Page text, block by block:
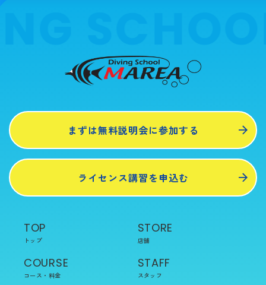
まずは無料説明会に参加する
ライセンス講習を申込む
TOP
トップ
COURSE
コース・料金
STORE
店舗
STAFF
スタッフ